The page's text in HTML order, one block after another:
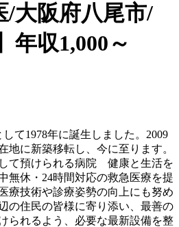
/大阪府八尾市/
年収1,000～
て1978年に誕生しました。2009
地に新築移転し、今に至ります。
て預けられる病院 健康と生活を
無休・24時間対応の救急医療を提
療技術や診療姿勢の向上にも努め
の住民の皆様に寄り添い、最善の
られるよう、必要な最新設備を整